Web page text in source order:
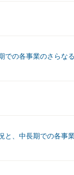
での各事業のさらな
と、中長期での各事